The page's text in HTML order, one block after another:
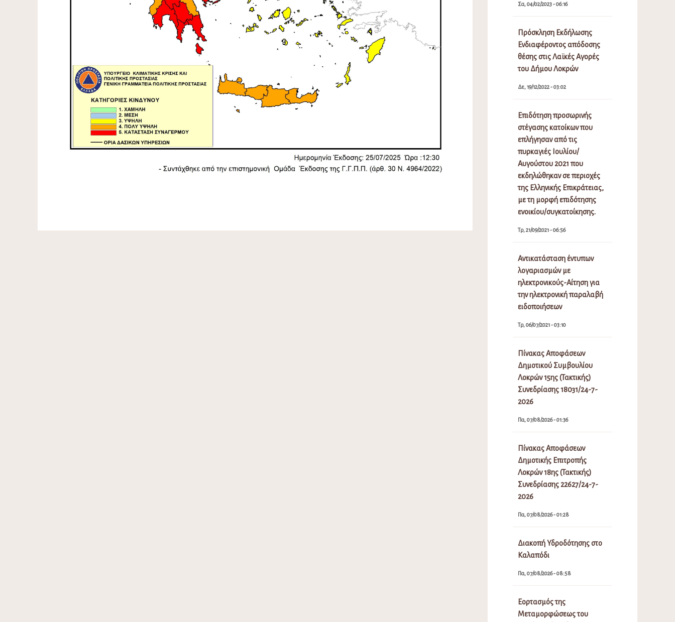
Σα, 04/02/2023 - 06:16
Πρόσκληση Εκδήλωσης
Ενδιαφέροντος απόδοσης
θέσης στις Λαϊκές Αγορές
του Δήμου Λοκρών
Δε, 19/12/2022 - 03:02
Επιδότηση προσωρινής
στέγασης κατοίκων που
επλήγησαν από τις
πυρκαγιές Ιουλίου/
Αυγούστου 2021 που
εκδηλώθηκαν σε περιοχές
της Ελληνικής Επικράτειας,
με τη μορφή επιδότησης
ενοικίου/συγκατοίκησης.
Τρ, 21/09/2021 - 06:56
Αντικατάσταση έντυπων
λογαριασμών με
ηλεκτρονικούς-Αίτηση για
την ηλεκτρονική παραλαβή
ειδοποιήσεων
Τρ, 06/07/2021 - 03:10
Πίνακας Αποφάσεων
Δημοτικού Συμβουλίου
Λοκρών 15ης (Τακτικής)
Συνεδρίασης 18031/24-7-
2026
Πα, 07/08/2026 - 01:36
Πίνακας Αποφάσεων
Δημοτικής Επιτροπής
Λοκρών 18ης (Τακτικής)
Συνεδρίασης 22627/24-7-
2026
Πα, 07/08/2026 - 01:28
Διακοπή Υδροδότησης στο
Καλαπόδι
Πα, 07/08/2026 - 08:58
Εορτασμός της
Μεταμορφώσεως του